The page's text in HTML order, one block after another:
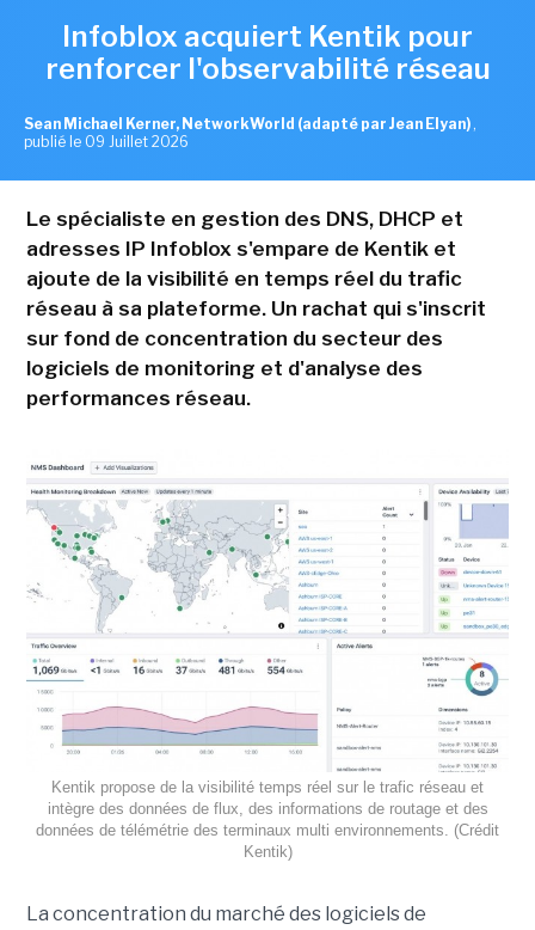
Infoblox acquiert Kentik pour
renforcer l'observabilité réseau
Sean Michael Kerner, NetworkWorld (adapté par Jean Elyan) ,
publié le 09 Juillet 2026
Le spécialiste en gestion des DNS, DHCP et
adresses IP Infoblox s'empare de Kentik et
ajoute de la visibilité en temps réel du trafic
réseau à sa plateforme. Un rachat qui s'inscrit
sur fond de concentration du secteur des
logiciels de monitoring et d'analyse des
performances réseau.
Kentik propose de la visibilité temps réel sur le trafic réseau et
intègre des données de flux, des informations de routage et des
données de télémétrie des terminaux multi environnements. (Crédit
Kentik)
La concentration du marché des logiciels de